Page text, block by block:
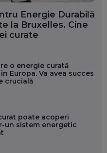
Energie Durabilă
la Bruxelles. Cine
curate
o energie curată
Europa. Va avea succes
crucială
poate acoperi
un sistem energetic